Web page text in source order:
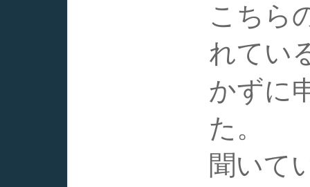
こちら
れてい
かずに
た。
聞いて